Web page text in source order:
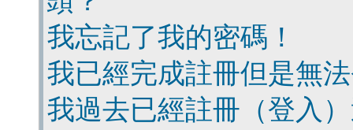
我忘記了我的密碼！
我已經完成註冊但是無
我過去已經註冊（登入